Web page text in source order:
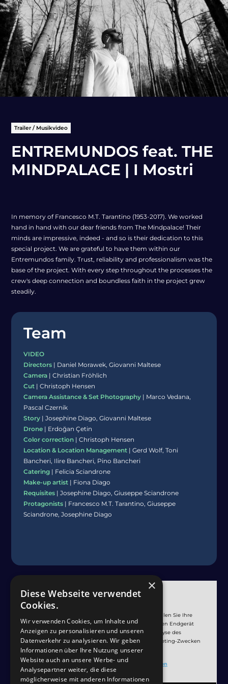
Trailer / Musikvideo
ENTREMUNDOS feat. THE
MINDPALACE | I Mostri
In memory of Francesco M.T. Tarantino (1953-2017). We worked
hand in hand with our dear friends from The Mindpalace! Their
minds are impressive, indeed - and so is their dedication to this
special project. We are grateful to have them within our
Entremundos family. Trust, reliability and professionalism was the
base of the project. With every step throughout the processes the
crew's deep connection and boundless faith in the project grew
steadily.
Team
VIDEO
Directors | Daniel Morawek, Giovanni Maltese
Camera | Christian Fröhlich
Cut | Christoph Hensen
Camera Assistance & Set Photography | Marco Vedana,
Pascal Czernik
Story | Josephine Diago, Giovanni Maltese
Drone | Erdoğan Çetin
Color correction | Christoph Hensen
Location & Location Management | Gerd Wolf, Toni
Bancheri, Ilire Bancheri, Pino Bancheri
Catering | Felicia Sciandrone
Make-up artist | Fiona Diago
Requisites | Josephine Diago, Giuseppe Sciandrone
Protagonists | Francesco M.T. Tarantino, Giuseppe
Sciandrone, Josephine Diago
Mit Klick auf den Link „Cookies akzeptieren” erteilen Sie Ihre
Einwilligung, dass auf dem von Ihnen verwendeten Endgerät
Cookies gesetzt werden, die auch einer Analyse des
Nutzungsverhaltens zu Marktforschungs- und Marketing-Zwecken
dienen können.
Cookies akzeptieren und Medien laden
×
Diese Webseite verwendet
Cookies.
Wir verwenden Cookies, um Inhalte und
Anzeigen zu personalisieren und unseren
Datenverkehr zu analysieren. Wir geben
Informationen über Ihre Nutzung unserer
Website auch an unsere Werbe- und
Analysepartner weiter, die diese
möglicherweise mit anderen Informationen